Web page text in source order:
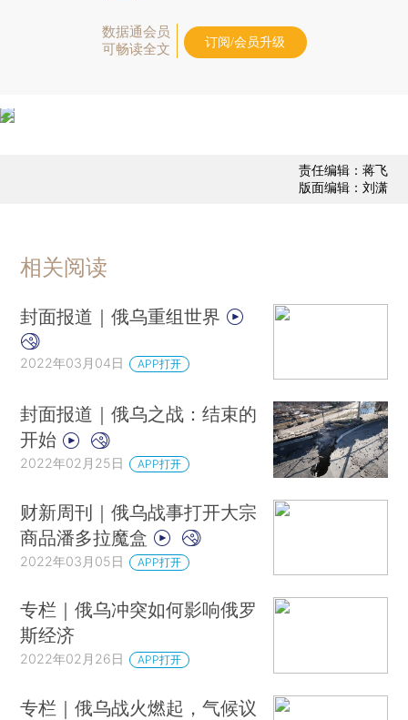
数据通会员
可畅读全文
订阅/会员升级
责任编辑：蒋飞
版面编辑：刘潇
相关阅读
封面报道｜俄乌重组世界
2022年03月04日 APP打开
封面报道｜俄乌之战：结束的
开始
2022年02月25日 APP打开
财新周刊｜俄乌战事打开大宗
商品潘多拉魔盒
2022年03月05日 APP打开
专栏｜俄乌冲突如何影响俄罗
斯经济
2022年02月26日 APP打开
专栏｜俄乌战火燃起，气候议